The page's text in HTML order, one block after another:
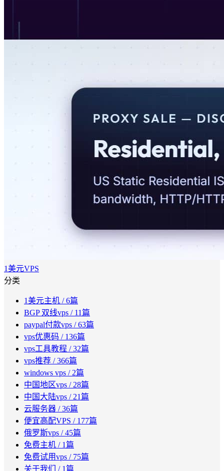
1美元VPS
分类
1美元主机 / 6篇
BGP 双线vps / 11篇
paypal付款vps / 63篇
vps优惠码 / 136篇
vps工具教程 / 32篇
vps推荐 / 366篇
windows vps / 2篇
中国地区vps / 28篇
中国大陆vps / 21篇
云服务器 / 36篇
便宜高配VPS / 177篇
俄罗斯vps / 45篇
免费主机 / 1篇
免费试用vps / 75篇
关于我们
/ 1篇